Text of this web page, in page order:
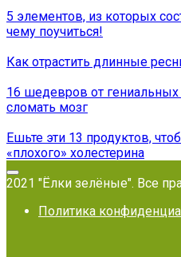
5 элементов, из которых
чему поучиться!
Как отрастить длинные
16 шедевров от гениальных
сломать мозг
Ешьте эти 13 продуктов,
«плохого» холестерина
2021 "Ёлки зелёные". Все
Политика